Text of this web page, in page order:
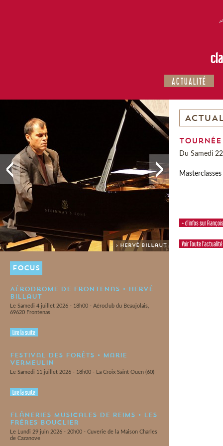
ACTUALITÉ
> Hervé Billaut
FOCUS
Aérodrome de Frontenas • Hervé
Billaut
Le Samedi 4 juillet 2026 - 18h00 - Aéroclub du Beaujolais,
69620 Frontenas
Lire la suite
Festival des Forêts • Marie
Vermeulin
Le Samedi 11 juillet 2026 - 18h00 - La Croix Saint Ouen (60)
Lire la suite
Flâneries Musicales de Reims • Les
Frères Bouclier
Le Lundi 29 juin 2026 - 20h00 - Cuverie de la Maison Charles
de Cazanove
Tournée
Du Samedi
+ d'infos sur
Voir Toute l'actualité